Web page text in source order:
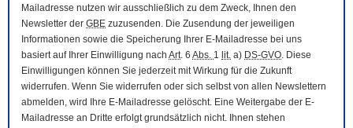
Mail adresse nutzen wir ausschließlich zu dem Zweck, Ihnen den
Newsletter der GBE zuzusenden. Die Zusendung der jeweiligen
Informationen sowie die Speicherung Ihrer E-Mail adresse bei uns
basiert auf Ihrer Einwilligung nach Art. 6 Abs. 1 lit. a) DS-GVO. Diese
Einwilligungen können Sie jederzeit mit Wirkung für die Zukunft
widerrufen. Wenn Sie widerrufen oder sich selbst von allen Newslettern
abmelden, wird Ihre E-Mail adresse gelöscht. Eine Weitergabe der E-
Mail adresse an Dritte erfolgt grundsätzlich nicht. Ihnen stehen